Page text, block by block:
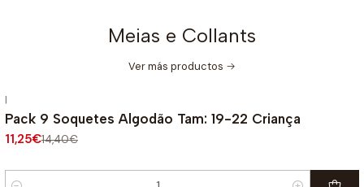
Meias e Collants
Ver más productos
|
Pack 9 Soquetes Algodão Tam: 19-22 Criança
11,25€14,40€